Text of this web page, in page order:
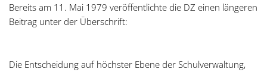
Bereits am 11. Mai 1979 veröffentlichte die DZ einen längeren
Beitrag unter der Überschrift:
Die Entscheidung auf höchster Ebene der Schulverwaltung,